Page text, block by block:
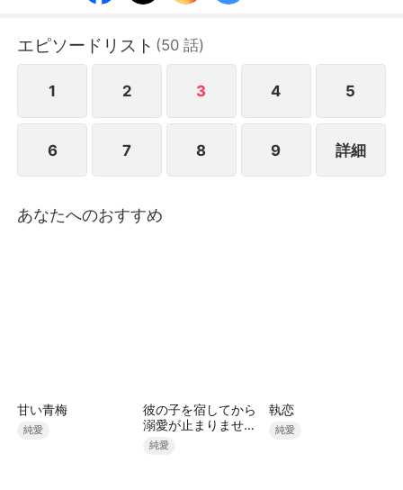
エピソードリスト (50 話)
1 2 3 4 5
6 7 8 9 詳細
あなたへのおすすめ
甘い青梅
純愛
彼の子を宿してから
溺愛が止まりません
（吹き替え）
純愛
執恋
純愛